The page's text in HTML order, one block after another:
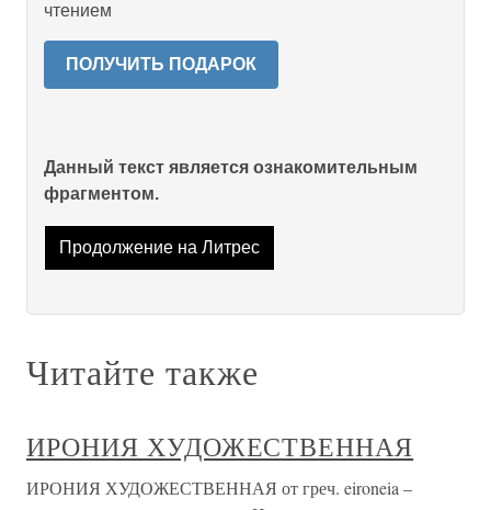
чтением
ПОЛУЧИТЬ ПОДАРОК
Данный текст является ознакомительным
фрагментом.
Продолжение на Литрес
Читайте также
ИРОНИЯ ХУДОЖЕСТВЕННАЯ
ИРОНИЯ ХУДОЖЕСТВЕННАЯ от греч. eironeia –